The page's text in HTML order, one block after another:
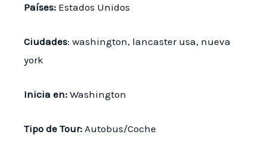
Países: Estados Unidos
Ciudades: washington, lancaster usa, nueva
york
Inicia en: Washington
Tipo de Tour: Autobus/Coche